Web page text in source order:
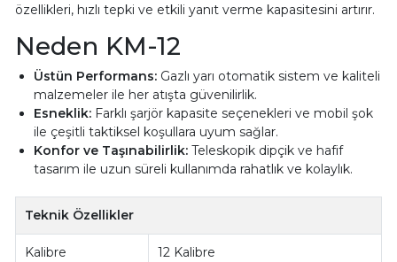
özellikleri, hızlı tepki ve etkili yanıt verme kapasitesini artırır.
Neden KM-12
Üstün Performans:Gazlı yarı otomatik sistem ve kaliteli
malzemeler ile her atışta güvenilirlik.
Esneklik:Farklı şarjör kapasite seçenekleri ve mobil şok
ile çeşitli taktiksel koşullara uyum sağlar.
Konfor ve Taşınabilirlik:Teleskopik dipçik ve hafif
tasarım ile uzun süreli kullanımda rahatlık ve kolaylık.
Teknik Özellikler
Kalibre 12 Kalibre